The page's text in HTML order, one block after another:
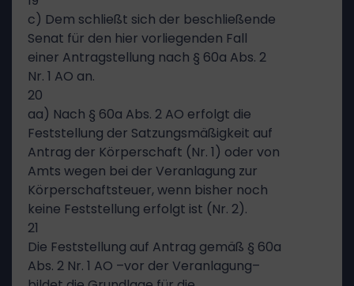
c) Dem schließt sich der beschließende
Senat für den hier vorliegenden Fall
einer Antragstellung nach § 60a Abs. 2
Nr. 1 AO an.
20
aa) Nach § 60a Abs. 2 AO erfolgt die
Feststellung der Satzungsmäßigkeit auf
Antrag der Körperschaft (Nr. 1) oder von
Amts wegen bei der Veranlagung zur
Körperschaftsteuer, wenn bisher noch
keine Feststellung erfolgt ist (Nr. 2).
21
Die Feststellung auf Antrag gemäß § 60a
Abs. 2 Nr. 1 AO –vor der Veranlagung–